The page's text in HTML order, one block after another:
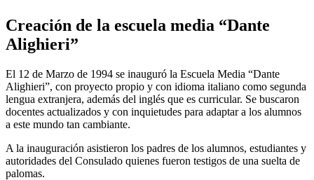
Creación de la escuela media “Dante
Alighieri”
El 12 de Marzo de 1994 se inauguró la Escuela Media “Dante
Alighieri”, con proyecto propio y con idioma italiano como segunda
lengua extranjera, además del inglés que es curricular. Se buscaron
docentes actualizados y con inquietudes para adaptar a los alumnos
a este mundo tan cambiante.
A la inauguración asistieron los padres de los alumnos, estudiantes y
autoridades del Consulado quienes fueron testigos de una suelta de
palomas.